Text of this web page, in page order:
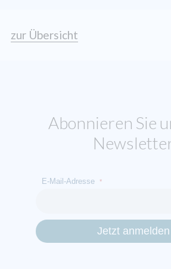
zur Übersicht
Abonnieren Sie
E-Mail-Adresse *